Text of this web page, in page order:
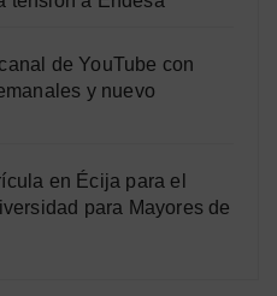
de YouTube con
y nuevo
en Écija para el
para Mayores de